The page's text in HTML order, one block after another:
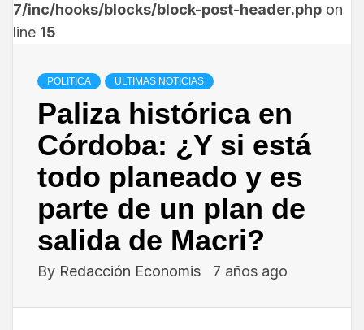
7/inc/hooks/blocks/block-post-header.php on
line 15
POLITICA ULTIMAS NOTICIAS
Paliza histórica en
Córdoba: ¿Y si está
todo planeado y es
parte de un plan de
salida de Macri?
By Redacción Economis 7 años ago